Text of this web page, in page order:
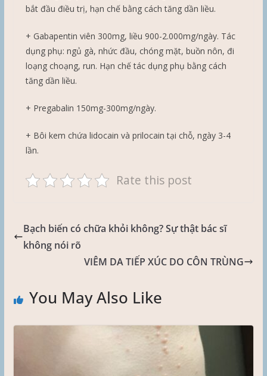
bắt đầu điều trị, hạn chế bằng cách tăng dần liều.
+ Gabapentin viên 300mg, liều 900-2.000mg/ngày. Tác
dụng phụ: ngủ gà, nhức đầu, chóng mặt, buồn nôn, đi
loạng choạng, run. Hạn chế tác dụng phụ bằng cách
tăng dần liều.
+ Pregabalin 150mg-300mg/ngày.
+ Bôi kem chứa lidocain và prilocain tại chỗ, ngày 3-4
lần.
Rate this post
Bạch biến có chữa khỏi không? Sự thật bác sĩ
không nói rõ
VIÊM DA TIẾP XÚC DO CÔN TRÙNG
You May Also Like